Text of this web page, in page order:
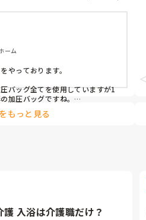
ーム
やっております。
バッグ全てを使用していますが1
加圧バッグですね。
とチューブを繋ぐシリンダを接続
ればOKなので簡単ですよ。終了
格だなとつくづく思います。
もっと見る
入浴は介護職だけ？